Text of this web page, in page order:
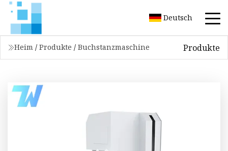
Deutsch
Heim / Produkte / Buchstanzmaschine Produkte